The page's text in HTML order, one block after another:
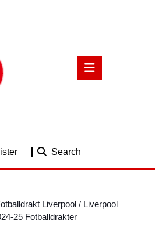
Login
Search
Liverpool / Liverpool
25 Fotballdrakter